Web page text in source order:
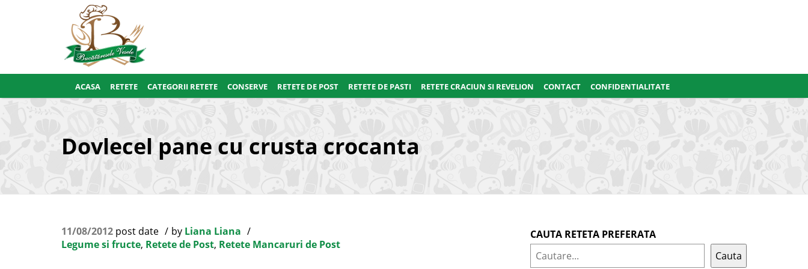
ACASA RETETE CATEGORII RETETE CONSERVE RETETE DE POST RETETE DE PASTI RETETE CRACIUN SI REVELION CONTACT CONFIDENTIALITATE
Dovlecel pane cu crusta crocanta
11/08/2012 post date by Liana Liana
Legume si fructe, Retete de Post, Retete Mancaruri de Post
CAUTA RETETA PREFERATA
Cauta